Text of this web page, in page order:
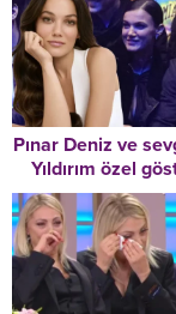
Pınar Deniz ve
Yıldırım özel
Yargı’yı birlikte